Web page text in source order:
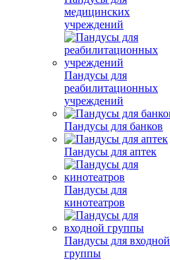
медицинских
учреждений
Пандусы для
реабилитационных
учреждений
Пандусы для банков
Пандусы для аптек
Пандусы для
кинотеатров
Пандусы для входной
группы